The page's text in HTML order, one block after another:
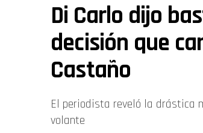
Di Carlo dijo
decisión que
Castaño
El periodista reveló la drástica
volante